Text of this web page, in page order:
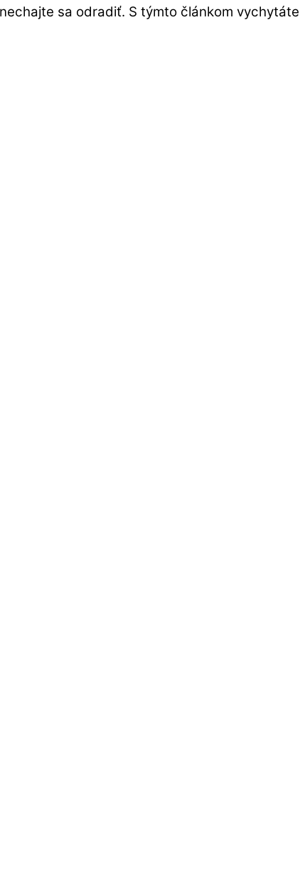
sa odradiť. S týmto článkom vychytáte